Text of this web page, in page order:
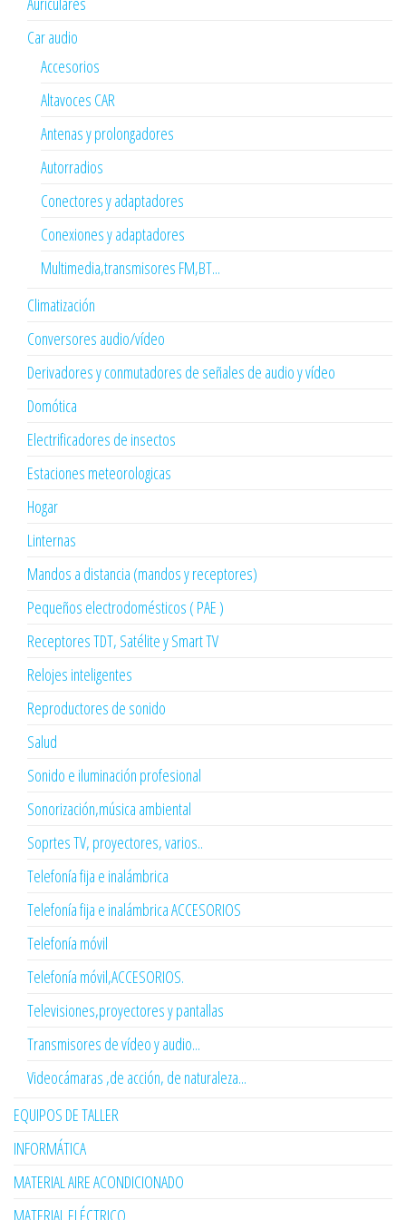
Car audio
Accesorios
Altavoces CAR
Antenas y prolongadores
Autorradios
Conectores y adaptadores
Conexiones y adaptadores
Multimedia,transmisores FM,BT...
Climatización
Conversores audio/vídeo
Derivadores y conmutadores de señales de audio y vídeo
Domótica
Electrificadores de insectos
Estaciones meteorologicas
Hogar
Linternas
Mandos a distancia (mandos y receptores)
Pequeños electrodomésticos ( PAE )
Receptores TDT, Satélite y Smart TV
Relojes inteligentes
Reproductores de sonido
Salud
Sonido e iluminación profesional
Sonorización,música ambiental
Soprtes TV, proyectores, varios..
Telefonía fija e inalámbrica
Telefonía fija e inalámbrica ACCESORIOS
Telefonía móvil
Telefonía móvil,ACCESORIOS.
Televisiones,proyectores y pantallas
Transmisores de vídeo y audio...
Videocámaras ,de acción, de naturaleza...
EQUIPOS DE TALLER
INFORMÁTICA
MATERIAL AIRE ACONDICIONADO
MATERIAL ELÉCTRICO